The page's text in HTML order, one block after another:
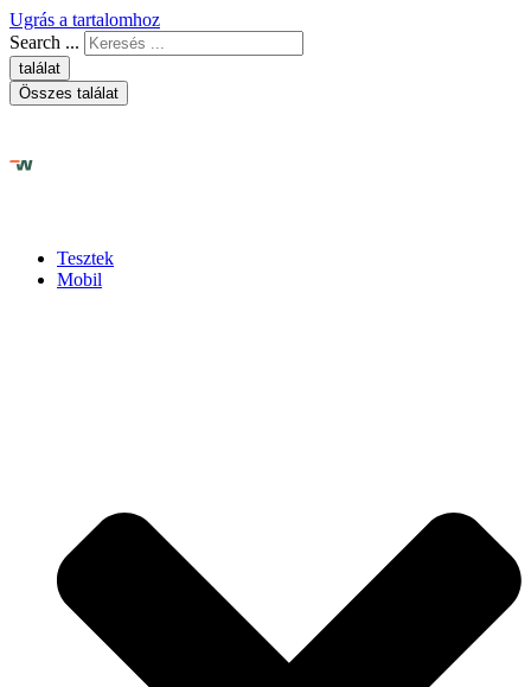
Ugrás a tartalomhoz
Search ...
találat
Összes találat
Tesztek
Mobil